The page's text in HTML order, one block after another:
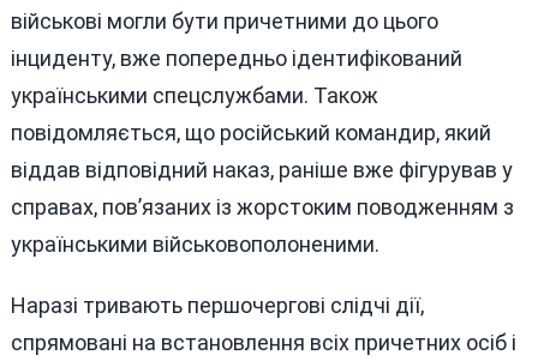
військові могли бути причетними до цього
інциденту, вже попередньо ідентифікований
українськими спецслужбами. Також
повідомляється, що російський командир, який
віддав відповідний наказ, раніше вже фігурував у
справах, пов’язаних із жорстоким поводженням з
українськими військовополоненими.
Наразі тривають першочергові слідчі дії,
спрямовані на встановлення всіх причетних осіб і